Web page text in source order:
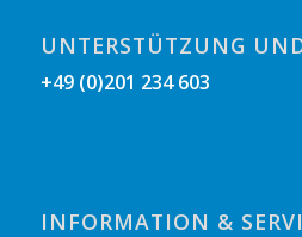
UNTERSTÜTZUNG
+49 (0)201 234 603
INFORMATION &